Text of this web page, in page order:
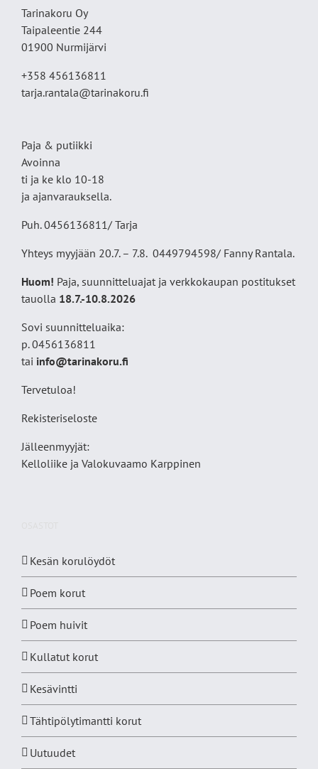
Tarinakoru Oy
Taipaleentie 244
01900 Nurmijärvi
+358 456136811
tarja.rantala@tarinakoru.fi
Paja & putiikki
Avoinna
ti ja ke klo 10-18
ja ajanvarauksella.
Puh. 0456136811/ Tarja
Yhteys myyjään 20.7. – 7.8. 0449794598/ Fanny Rantala.
Huom! Paja, suunnitteluajat ja verkkokaupan postitukset
tauolla 18.7.-10.8.2026
Sovi suunnitteluaika:
p. 0456136811
tai info@tarinakoru.fi
Tervetuloa!
Rekisteriseloste
Jälleenmyyjät:
Kelloliike ja Valokuvaamo Karppinen
Kesän korulöydöt
Poem korut
Poem huivit
Kullatut korut
Kesävintti
Tähtipölytimantti korut
Uutuudet